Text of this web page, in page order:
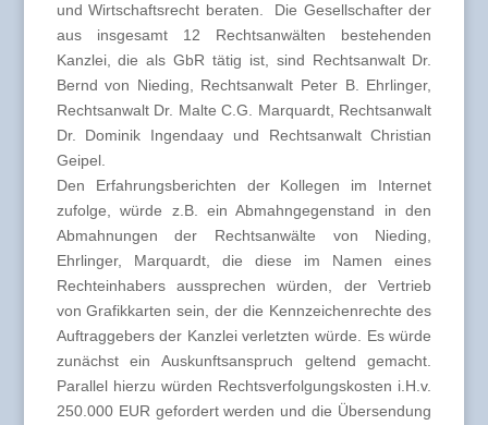
und Wirtschaftsrecht beraten. Die Gesellschafter der
aus insgesamt 12 Rechtsanwälten bestehenden
Kanzlei, die als GbR tätig ist, sind Rechtsanwalt Dr.
Bernd von Nieding, Rechtsanwalt Peter B. Ehrlinger,
Rechtsanwalt Dr. Malte C.G. Marquardt, Rechtsanwalt
Dr. Dominik Ingendaay und Rechtsanwalt Christian
Geipel.
Den Erfahrungsberichten der Kollegen im Internet
zufolge, würde z.B. ein Abmahngegenstand in den
Abmahnungen der Rechtsanwälte von Nieding,
Ehrlinger, Marquardt, die diese im Namen eines
Rechteinhabers aussprechen würden, der Vertrieb
von Grafikkarten sein, der die Kennzeichenrechte des
Auftraggebers der Kanzlei verletzten würde. Es würde
zunächst ein Auskunftsanspruch geltend gemacht.
Parallel hierzu würden Rechtsverfolgungskosten i.H.v.
250.000 EUR gefordert werden und die Übersendung